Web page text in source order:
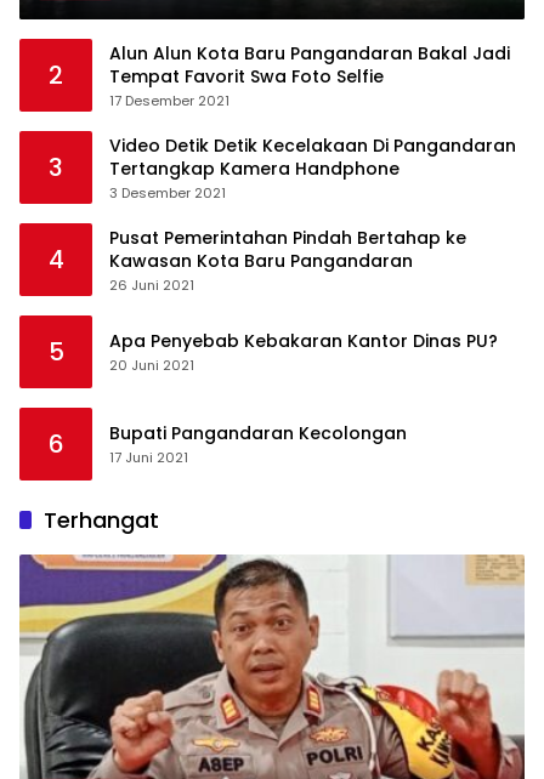
2
Alun Alun Kota Baru Pangandaran Bakal Jadi
Tempat Favorit Swa Foto Selfie
17 Desember 2021
3
Video Detik Detik Kecelakaan Di Pangandaran
Tertangkap Kamera Handphone
3 Desember 2021
4
Pusat Pemerintahan Pindah Bertahap ke
Kawasan Kota Baru Pangandaran
26 Juni 2021
5 Apa Penyebab Kebakaran Kantor Dinas PU?
20 Juni 2021
6 Bupati Pangandaran Kecolongan
17 Juni 2021
Terhangat